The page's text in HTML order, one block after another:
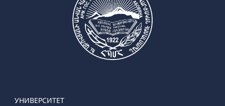
УНИВЕРСИТЕТ